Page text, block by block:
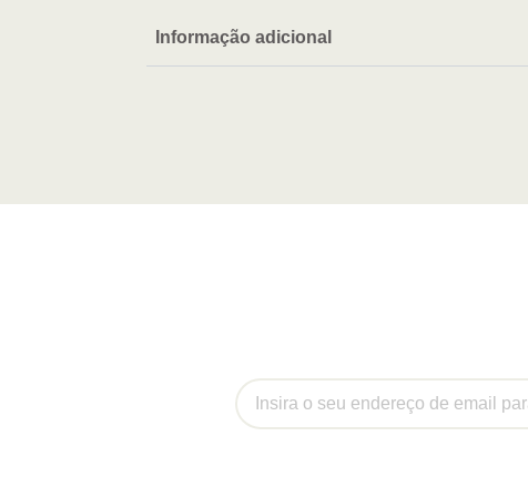
Informação adicional